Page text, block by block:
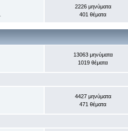
2226 μηνύματα
401 θέματα
13063 μηνύματα
1019 θέματα
4427 μηνύματα
471 θέματα